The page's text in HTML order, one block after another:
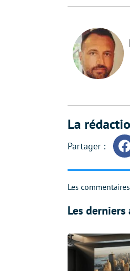
La
Les
Les